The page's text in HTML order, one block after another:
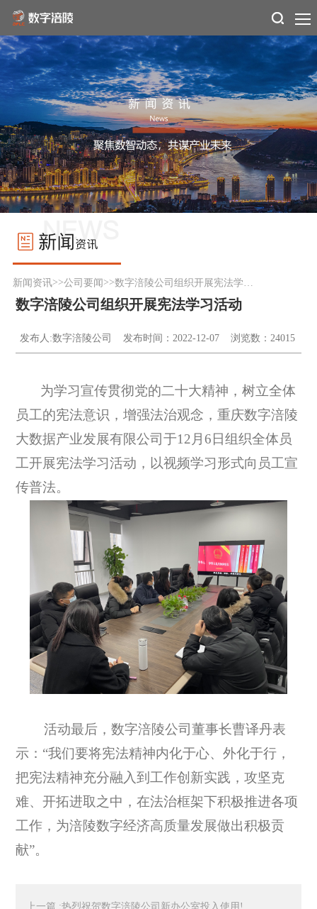
新闻资讯>>公司要闻>>
数字涪陵公司组织开展宪法学习活动
发布人:数字涪陵公司 发布时间：2022-12-07 浏览数：24015
为学习宣传贯彻党的二十大精神，树立全体
员工的宪法意识，增强法治观念，重庆数字涪陵
大数据产业发展有限公司于12月6日组织全体员
工开展宪法学习活动，以视频学习形式向员工宣
传普法。
活动最后，数字涪陵公司董事长曹译丹表
示：“我们要将宪法精神内化于心、外化于行，
把宪法精神充分融入到工作创新实践，攻坚克
难、开拓进取之中，在法治框架下积极推进各项
工作，为涪陵数字经济高质量发展做出积极贡
献”。
上一篇 :热烈祝贺数字涪陵公司新办公室投入使用!